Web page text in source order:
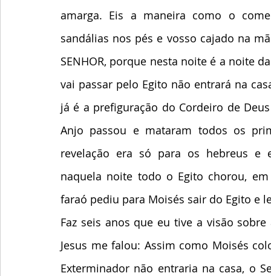
amarga. Eis a maneira como o
sandálias nos pés e vosso cajado na
SENHOR, porque nesta noite é a noite
vai passar pelo Egito não entrará na
já é a prefiguração do Cordeiro de
Anjo passou e mataram todos os
revelação era só para os hebreus e
naquela noite todo o Egito chorou,
faraó pediu para Moisés sair do Egito e
Faz seis anos que eu tive a visão sobre
Jesus me falou: Assim como Moisés
Exterminador não entraria na casa, o